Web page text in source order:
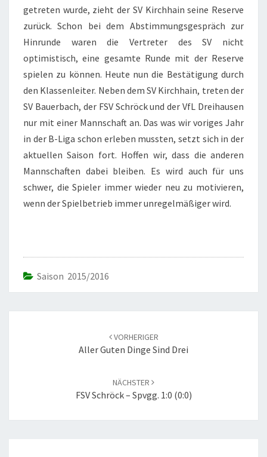
getreten wurde, zieht der SV Kirchhain seine Reserve
zurück. Schon bei dem Abstimmungsgespräch zur
Hinrunde waren die Vertreter des SV nicht
optimistisch, eine gesamte Runde mit der Reserve
spielen zu können. Heute nun die Bestätigung durch
den Klassenleiter. Neben dem SV Kirchhain, treten der
SV Bauerbach, der FSV Schröck und der VfL Dreihausen
nur mit einer Mannschaft an. Das was wir voriges Jahr
in der B-Liga schon erleben mussten, setzt sich in der
aktuellen Saison fort. Hoffen wir, dass die anderen
Mannschaften dabei bleiben. Es wird auch für uns
schwer, die Spieler immer wieder neu zu motivieren,
wenn der Spielbetrieb immer unregelmäßiger wird.
Saison 2015/2016
VORHERIGER
Aller Guten Dinge Sind Drei
NÄCHSTER
FSV Schröck – Spvgg. 1:0 (0:0)